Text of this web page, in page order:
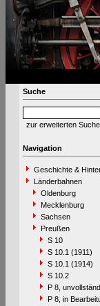
Suche
zur erweiterten Suche
Navigation
Geschichte &
Länderbahnen
Oldenburg
Mecklenburg
Sachsen
Preußen
S 10
S 10.1 (1911)
S 10.1 (1914)
S 10.2
P 8,
P 8, in